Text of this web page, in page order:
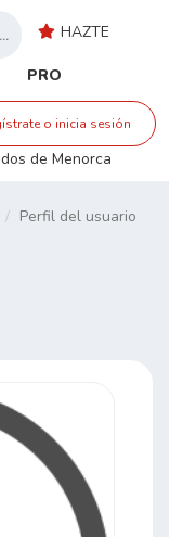
HAZTE
PRO
o inicia sesión
de Menorca
Perfil del usuario